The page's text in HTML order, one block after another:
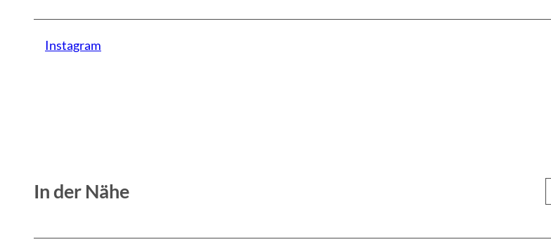
Instagram
In der Nähe